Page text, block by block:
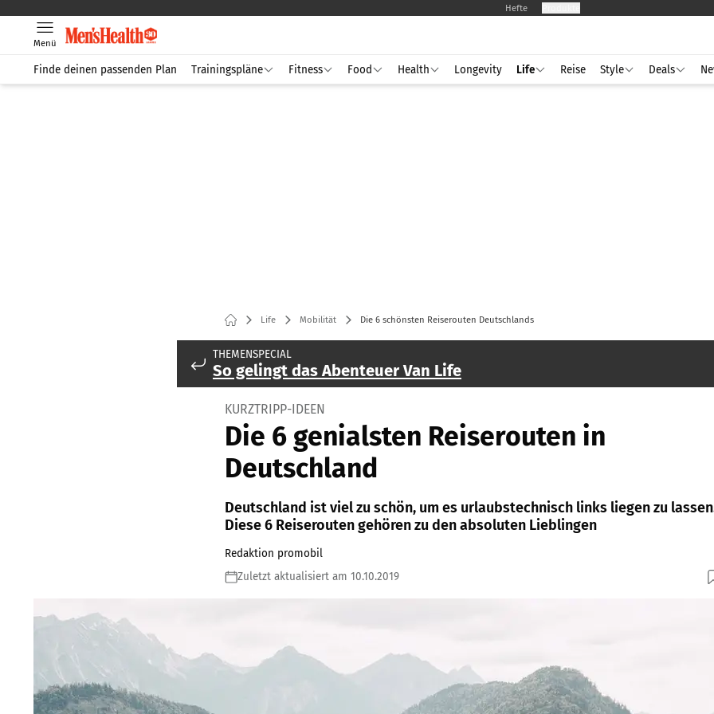
Hefte
Menü
Finde deinen passenden Plan Trainingspläne Fitness Food Health Longevity Life Reise Style Deals
Life Mobilität Die 6 schönsten Reiserouten Deutschlands
THEMENSPECIAL
So gelingt das Abenteuer Van Life
KURZTRIPP-IDEEN
Die 6 genialsten Reiserouten in
Deutschland
Deutschland ist viel zu schön, um es urlaubstechnisch links liegen zu
Diese 6 Reiserouten gehören zu den absoluten Lieblingen
Redaktion promobil
Zuletzt aktualisiert am 10.10.2019